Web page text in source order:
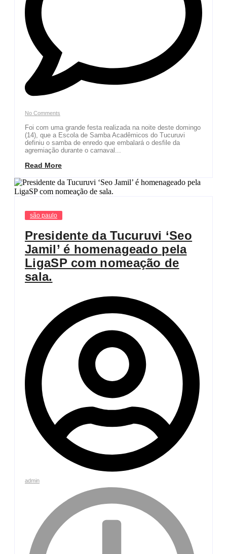
No Comments
Foi com uma grande festa realizada na noite deste domingo
(14), que a Escola de Samba Acadêmicos do Tucuruvi
definiu o samba de enredo que embalará o desfile da
agremiação durante o carnaval...
Read More
são paulo
Presidente da Tucuruvi ‘Seo
Jamil’ é homenageado pela
LigaSP com nomeação de
sala.
admin